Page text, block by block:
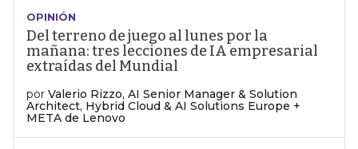
OPINIÓN
Del terreno de juego al lunes por la
mañana: tres lecciones de IA empresarial
extraídas del Mundial
por Valerio Rizzo, AI Senior Manager & Solution
Architect, Hybrid Cloud & AI Solutions Europe +
META de Lenovo